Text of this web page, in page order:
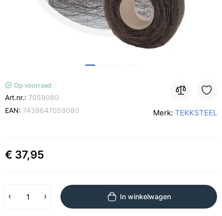
Op voorraad
Art.nr.: 7059080
EAN: 7439647059080 Merk: TEKKSTEEL
€ 37,95
In winkelwagen